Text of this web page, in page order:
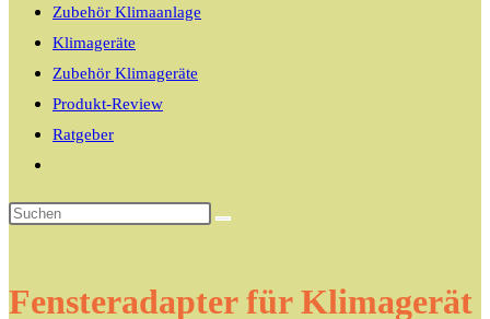
Zubehör Klimaanlage
Klimageräte
Zubehör Klimageräte
Produkt-Review
Ratgeber
umschalten
Diese
Fensteradapter für Klimagerät